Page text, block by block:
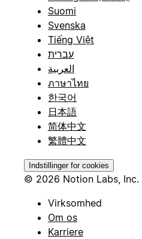
Suomi
Svenska
Tiếng Việt
עברית
العربية
ภาษาไทย
한국어
日本語
简体中文
繁體中文
Indstillinger for cookies
© 2026 Notion Labs, Inc.
Virksomhed
Om os
Karriere